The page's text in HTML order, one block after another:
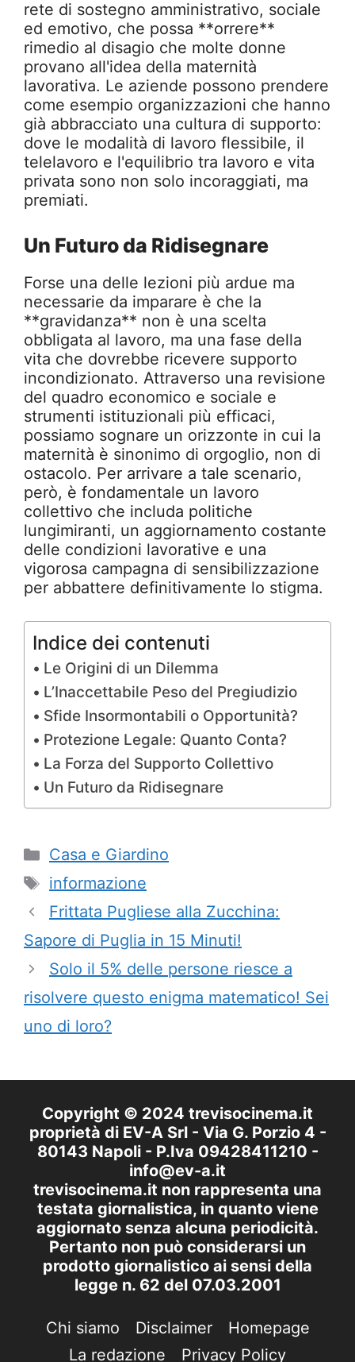
rete di sostegno amministrativo, sociale
ed emotivo, che possa **orrere**
rimedio al disagio che molte donne
provano all'idea della maternità
lavorativa. Le aziende possono prendere
come esempio organizzazioni che hanno
già abbracciato una cultura di supporto:
dove le modalità di lavoro flessibile, il
telelavoro e l'equilibrio tra lavoro e vita
privata sono non solo incoraggiati, ma
premiati.
Un Futuro da Ridisegnare
Forse una delle lezioni più ardue ma
necessarie da imparare è che la
**gravidanza** non è una scelta
obbligata al lavoro, ma una fase della
vita che dovrebbe ricevere supporto
incondizionato. Attraverso una revisione
del quadro economico e sociale e
strumenti istituzionali più efficaci,
possiamo sognare un orizzonte in cui la
maternità è sinonimo di orgoglio, non di
ostacolo. Per arrivare a tale scenario,
però, è fondamentale un lavoro
collettivo che includa politiche
lungimiranti, un aggiornamento costante
delle condizioni lavorative e una
vigorosa campagna di sensibilizzazione
per abbattere definitivamente lo stigma.
Indice dei contenuti
Le Origini di un Dilemma
L’Inaccettabile Peso del Pregiudizio
Sfide Insormontabili o Opportunità?
Protezione Legale: Quanto Conta?
La Forza del Supporto Collettivo
Un Futuro da Ridisegnare
Categorie
Casa e Giardino
Tag
informazione
Frittata Pugliese alla Zucchina:
Sapore di Puglia in 15 Minuti!
Solo il 5% delle persone riesce a
risolvere questo enigma matematico! Sei
uno di loro?
Copyright © 2024 trevisocinema.it
proprietà di EV-A Srl - Via G. Porzio 4 -
80143 Napoli - P.Iva 09428411210 -
info@ev-a.it
trevisocinema.it non rappresenta una
testata giornalistica, in quanto viene
aggiornato senza alcuna periodicità.
Pertanto non può considerarsi un
prodotto giornalistico ai sensi della
legge n. 62 del 07.03.2001
Chi siamo Disclaimer
Homepage
La redazione
Privacy Policy